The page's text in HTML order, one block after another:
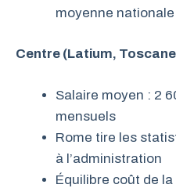
moyenne nationale
Centre (Latium,
Salaire moyen : 2
mensuels
Rome tire les
à l’administration
Équilibre coût de